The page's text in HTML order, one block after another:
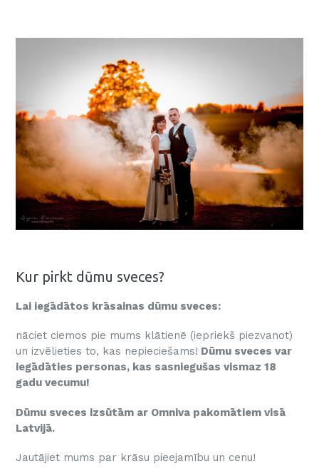
Kur pirkt dūmu sveces?
Lai iegādātos krāsainas dūmu sveces:
nāciet ciemos pie mums klātienē (iepriekš piezvanot)
un izvēlieties to, kas nepieciešams! Dūmu sveces var
iegādāties personas, kas sasniegušas vismaz 18
gadu vecumu!
Dūmu sveces izsūtām ar Omniva pakomātiem visā
Latvijā.
Jautājiet mums par krāsu pieejamību un cenu!